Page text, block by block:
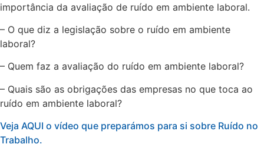
importância da avaliação de ruído em ambiente laboral.
– O que diz a legislação sobre o ruído em ambiente
laboral?
– Quem faz a avaliação do ruído em ambiente laboral?
– Quais são as obrigações das empresas no que toca ao
ruído em ambiente laboral?
Veja AQUI o vídeo que preparámos para si sobre Ruído no
Trabalho.